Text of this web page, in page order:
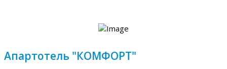
Апартотель "КОМФОРТ"